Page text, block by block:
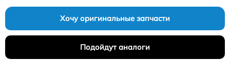
Хочу оригинальные запчасти
Подойдут аналоги